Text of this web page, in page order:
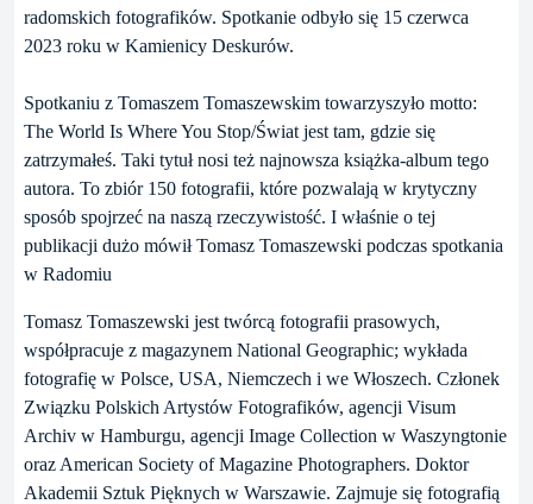
radomskich fotografików. Spotkanie odbyło się 15 czerwca
2023 roku w Kamienicy Deskurów.
Spotkaniu z Tomaszem Tomaszewskim towarzyszyło motto:
The World Is Where You Stop/Świat jest tam, gdzie się
zatrzymałeś. Taki tytuł nosi też najnowsza książka-album tego
autora. To zbiór 150 fotografii, które pozwalają w krytyczny
sposób spojrzeć na naszą rzeczywistość. I właśnie o tej
publikacji dużo mówił Tomasz Tomaszewski podczas spotkania
w Radomiu
Tomasz Tomaszewski jest twórcą fotografii prasowych,
współpracuje z magazynem National Geographic; wykłada
fotografię w Polsce, USA, Niemczech i we Włoszech. Członek
Związku Polskich Artystów Fotografików, agencji Visum
Archiv w Hamburgu, agencji Image Collection w Waszyngtonie
oraz American Society of Magazine Photographers. Doktor
Akademii Sztuk Pięknych w Warszawie. Zajmuje się fotografią